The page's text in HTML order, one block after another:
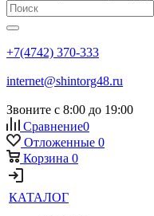
+7(4742) 370-333
internet@shintorg48.ru
Звоните с 8:00 до 19:00
Сравнение0
Отложенные 0
Корзина 0
КАТАЛОГ